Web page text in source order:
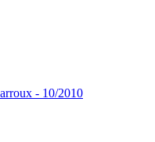
- 10/2010